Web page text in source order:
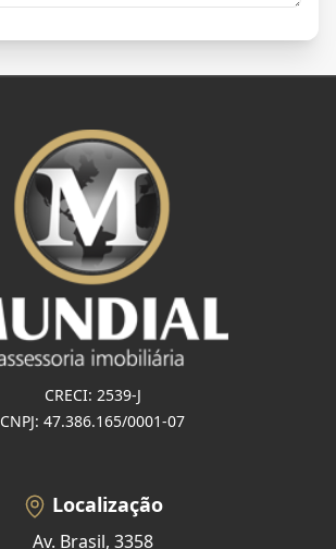
CRECI: 2539-J
CNPJ: 47.386.165/0001-07
Localização
Av. Brasil, 3358